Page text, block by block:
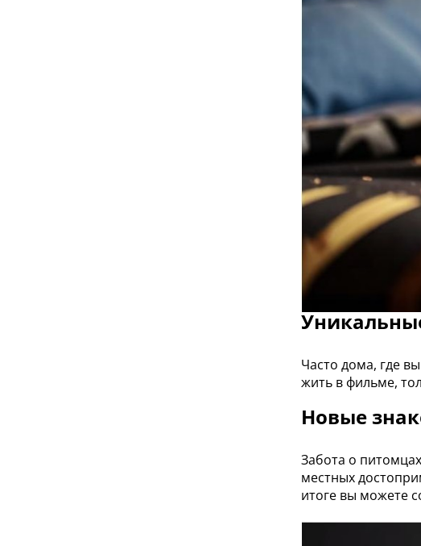
Часто дома, где
жить в фильме,
Новые
Забота о
местных
итоге вы можете